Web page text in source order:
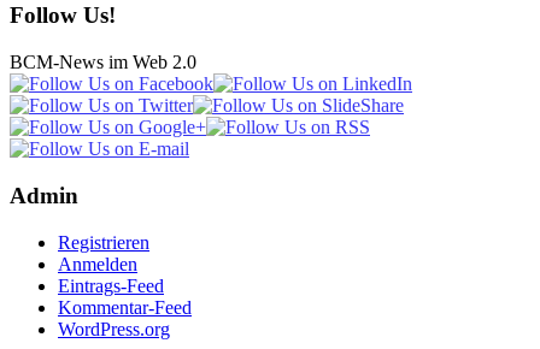
Follow Us!
BCM-News im Web 2.0
Admin
Registrieren
Anmelden
Eintrags-Feed
Kommentar-Feed
WordPress.org